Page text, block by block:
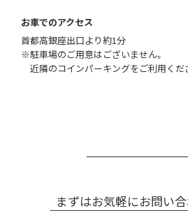
お車でのアクセス
首都高銀座出口より約1分
駐車場のご用意はございません。
近隣のコインパーキングをご利用くだ
まずはお気軽にお問い